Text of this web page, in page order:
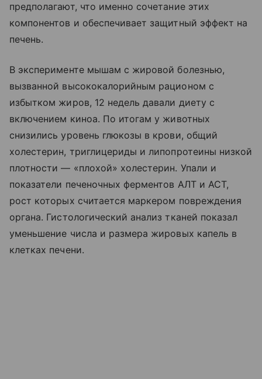
предполагают, что именно сочетание этих
компонентов и обеспечивает защитный эффект на
печень.
В эксперименте мышам с жировой болезнью,
вызванной высококалорийным рационом с
избытком жиров, 12 недель давали диету с
включением киноа. По итогам у животных
снизились уровень глюкозы в крови, общий
холестерин, триглицериды и липопротеины низкой
плотности — «плохой» холестерин. Упали и
показатели печеночных ферментов АЛТ и АСТ,
рост которых считается маркером повреждения
органа. Гистологический анализ тканей показал
уменьшение числа и размера жировых капель в
клетках печени.